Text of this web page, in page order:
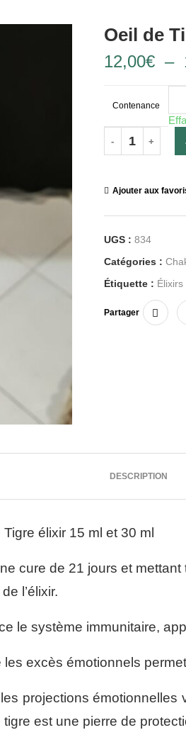
Oeil de
12,00€ –
Contenance
Ajouter aux
UGS : 834
Catégories :
Étiquette : Élixirs
Partager
DESCRIPTION
Tigre élixir 15 ml et 30 ml
cure de 21 jours et
l’élixir.
le système immunitaire,
les excès émotionnels
projections émotionnelles
tigre est une pierre de